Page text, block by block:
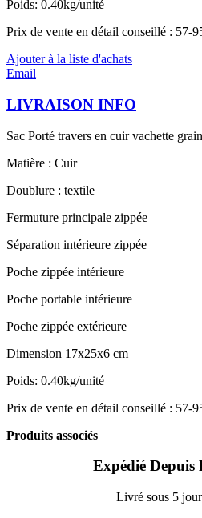
Poids: 0.40kg/unité
Prix de vente en détail conseillé : 57-
Ajouter à la liste d'achats
Email
LIVRAISON INFO
Sac Porté travers en cuir vachette
Matière : Cuir
Doublure : textile
Fermuture principale zippée
Séparation intérieure zippée
Poche zippée intérieure
Poche portable intérieure
Poche zippée extérieure
Dimension 17x25x6 cm
Poids: 0.40kg/unité
Prix de vente en détail conseillé : 57-
Produits associés
Expédié Depuis
Livré sous 5